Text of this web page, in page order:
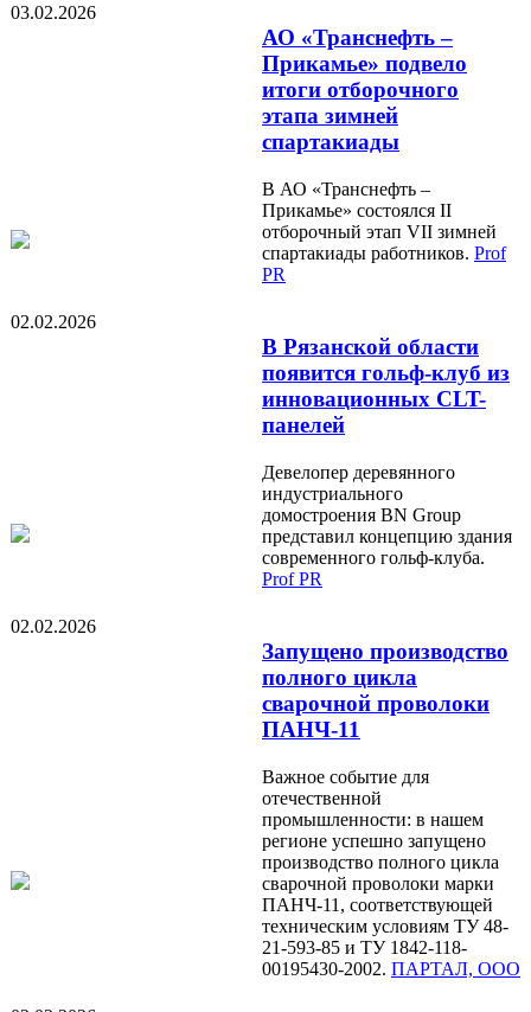
03.02.2026
АО «Транснефть –
Прикамье» подвело
итоги отборочного
этапа зимней
спартакиады
В АО «Транснефть –
Прикамье» состоялся II
отборочный этап VII зимней
спартакиады работников. Prof
PR
02.02.2026
В Рязанской области
появится гольф-клуб из
инновационных CLT-
панелей
Девелопер деревянного
индустриального
домостроения BN Group
представил концепцию здания
современного гольф-клуба.
Prof PR
02.02.2026
Запущено производство
полного цикла
сварочной проволоки
ПАНЧ-11
Важное событие для
отечественной
промышленности: в нашем
регионе успешно запущено
производство полного цикла
сварочной проволоки марки
ПАНЧ-11, соответствующей
техническим условиям ТУ 48-
21-593-85 и ТУ 1842-118-
00195430-2002. ПАРТАЛ, ООО